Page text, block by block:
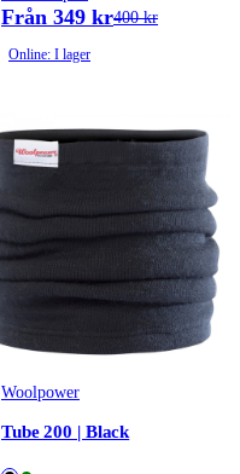
Från 349 kr400 kr
Online: I lager
Woolpower
Tube 200 | Black